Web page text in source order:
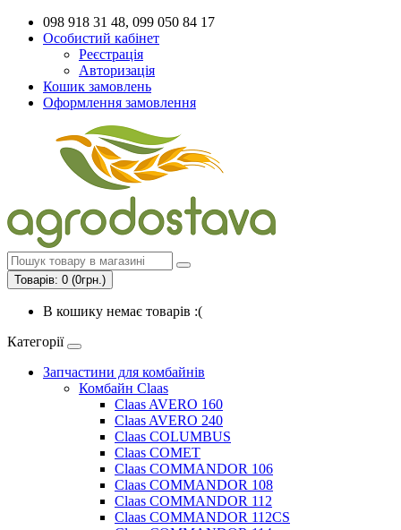
098 918 31 48, 099 050 84 17
Особистий кабінет
Реєстрація
Авторизація
Кошик замовлень
Оформлення замовлення
Товарів: 0 (0грн.)
В кошику немає товарів :(
Категорії
Запчастини для комбайнів
Комбайн Claas
Claas AVERO 160
Claas AVERO 240
Claas COLUMBUS
Claas COMET
Claas COMMANDOR 106
Claas COMMANDOR 108
Claas COMMANDOR 112
Claas COMMANDOR 112CS